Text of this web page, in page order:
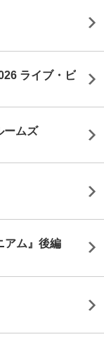
ライブ・ビ
ームズ
アム』後編